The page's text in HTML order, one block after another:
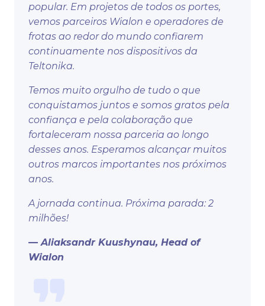
popular. Em projetos de todos os portes,
vemos parceiros Wialon e operadores de
frotas ao redor do mundo confiarem
continuamente nos dispositivos da
Teltonika.
Temos muito orgulho de tudo o que
conquistamos juntos e somos gratos pela
confiança e pela colaboração que
fortaleceram nossa parceria ao longo
desses anos. Esperamos alcançar muitos
outros marcos importantes nos próximos
anos.
A jornada continua. Próxima parada: 2
milhões!
— Aliaksandr Kuushynau, Head of
Wialon